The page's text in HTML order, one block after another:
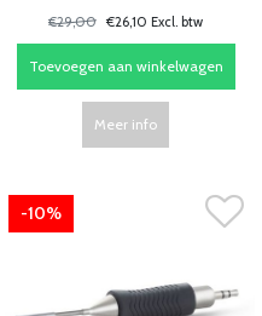
€29,00 €26,10 Excl. btw
Toevoegen aan winkelwagen
Meer info
-10%